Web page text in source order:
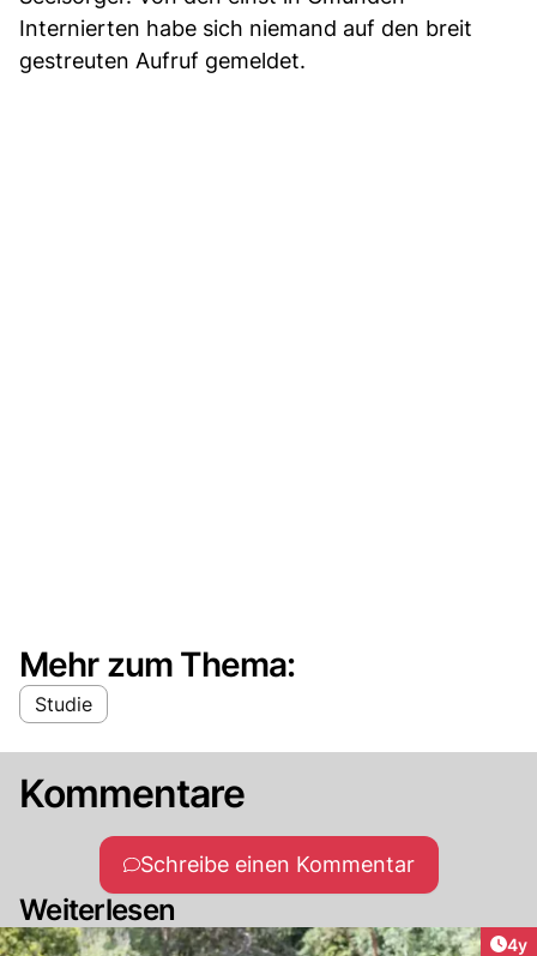
Internierten habe sich niemand auf den breit
gestreuten Aufruf gemeldet.
Mehr zum Thema:
Studie
Kommentare
Schreibe einen Kommentar
Weiterlesen
4y